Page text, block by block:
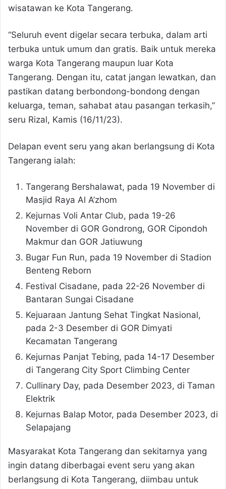
wisatawan ke Kota Tangerang.
“Seluruh event digelar secara terbuka, dalam arti
terbuka untuk umum dan gratis. Baik untuk mereka
warga Kota Tangerang maupun luar Kota
Tangerang. Dengan itu, catat jangan lewatkan, dan
pastikan datang berbondong-bondong dengan
keluarga, teman, sahabat atau pasangan terkasih,”
seru Rizal, Kamis (16/11/23).
Delapan event seru yang akan berlangsung di Kota
Tangerang ialah:
Tangerang Bershalawat, pada 19 November di
Masjid Raya Al A’zhom
Kejurnas Voli Antar Club, pada 19-26
November di GOR Gondrong, GOR Cipondoh
Makmur dan GOR Jatiuwung
Bugar Fun Run, pada 19 November di Stadion
Benteng Reborn
Festival Cisadane, pada 22-26 November di
Bantaran Sungai Cisadane
Kejuaraan Jantung Sehat Tingkat Nasional,
pada 2-3 Desember di GOR Dimyati
Kecamatan Tangerang
Kejurnas Panjat Tebing, pada 14-17 Desember
di Tangerang City Sport Climbing Center
Cullinary Day, pada Desember 2023, di Taman
Elektrik
Kejurnas Balap Motor, pada Desember 2023, di
Selapajang
Masyarakat Kota Tangerang dan sekitarnya yang
ingin datang diberbagai event seru yang akan
berlangsung di Kota Tangerang, diimbau untuk